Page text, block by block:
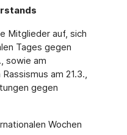
Mitglieder auf, sich
Tages gegen
sowie am
am 21.3.,
gegen
Wochen